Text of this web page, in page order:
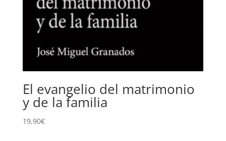
El evangelio del matrimonio
y de la familia
19,90€